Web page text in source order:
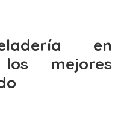
en
mejores